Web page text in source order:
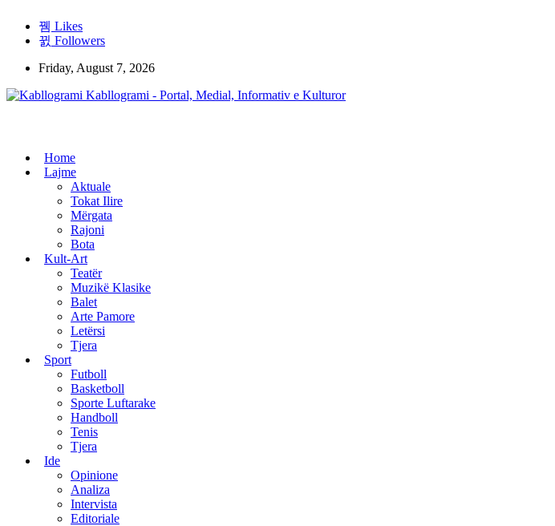
Likes
Followers
Friday, August 7, 2026
Kabllogrami - Portal, Medial, Informativ e Kulturor
Home
Lajme
Aktuale
Tokat Ilire
Mërgata
Rajoni
Bota
Kult-Art
Teatër
Muzikë Klasike
Balet
Arte Pamore
Letërsi
Tjera
Sport
Futboll
Basketboll
Sporte Luftarake
Handboll
Tenis
Tjera
Ide
Opinione
Analiza
Intervista
Editoriale